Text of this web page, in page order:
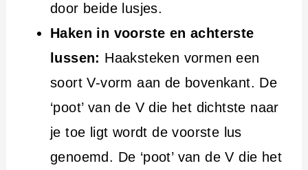
door beide lusjes.
Haken in voorste en achterste
lussen: Haaksteken vormen een
soort V-vorm aan de bovenkant. De
‘poot’ van de V die het dichtste naar
je toe ligt wordt de voorste lus
genoemd. De ‘poot’ van de V die het